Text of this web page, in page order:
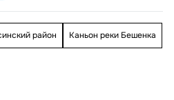
район Каньон реки Бешенка